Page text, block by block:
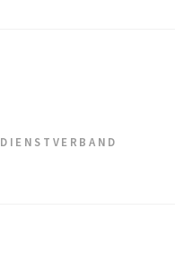
DIENSTVERBAND